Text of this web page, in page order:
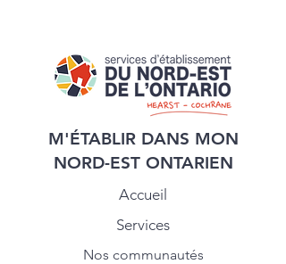
M'ÉTABLIR DANS MON
NORD-EST ONTARIEN
Accueil
Services
Nos communautés